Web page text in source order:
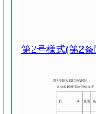
第2号様式(第2条